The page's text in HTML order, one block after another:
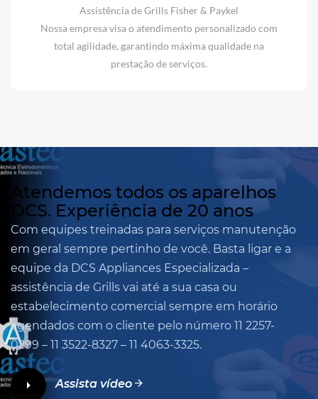
Assistência de Grills Fisher & Paykel
Nossa empresa visa o atendimento personalizado com
total agilidade, garantindo máxima qualidade na
prestação de serviços.
Atendemos todos os aparelhos
DCS. Experiência de 20 anos
Com equipes treinadas para serviços manutenção
em geral sempre pertinho de você. Basta ligar e a
equipe da DCS Appliances Especializada –
assistência de Grills vai até a sua casa ou
estabelecimento comercial sempre em horário
agendados com o cliente pelo número 11 2257-
0299 – 11 3522-8327 – 11 4063-3325.
Assista vídeo